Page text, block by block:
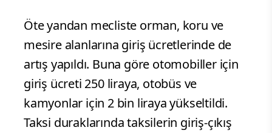
Öte yandan mecliste orman, koru ve
mesire alanlarına giriş ücretlerinde de
artış yapıldı. Buna göre otomobiller için
giriş ücreti 250 liraya, otobüs ve
kamyonlar için 2 bin liraya yükseltildi.
Taksi duraklarında taksilerin giriş-çıkış